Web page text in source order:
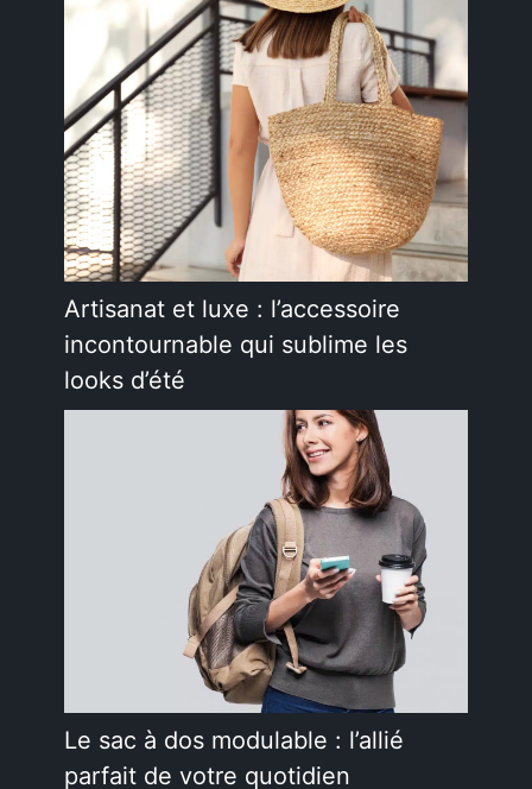
Artisanat et luxe : l’accessoire
incontournable qui sublime les
looks d’été
Le sac à dos modulable : l’allié
parfait de votre quotidien